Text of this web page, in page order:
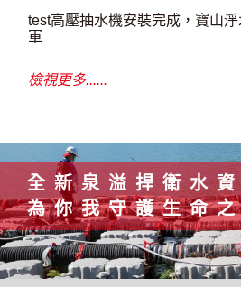
test高壓抽水機安裝完成，寶山
軍
檢視更多......
全新泉溢捍衛水
為你我守護生命